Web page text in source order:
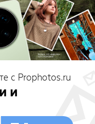
с Prophotos.ru
и